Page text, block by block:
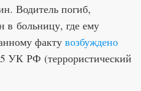
Водитель погиб,
в больницу, где ему
факту возбуждено
УК РФ (террористический